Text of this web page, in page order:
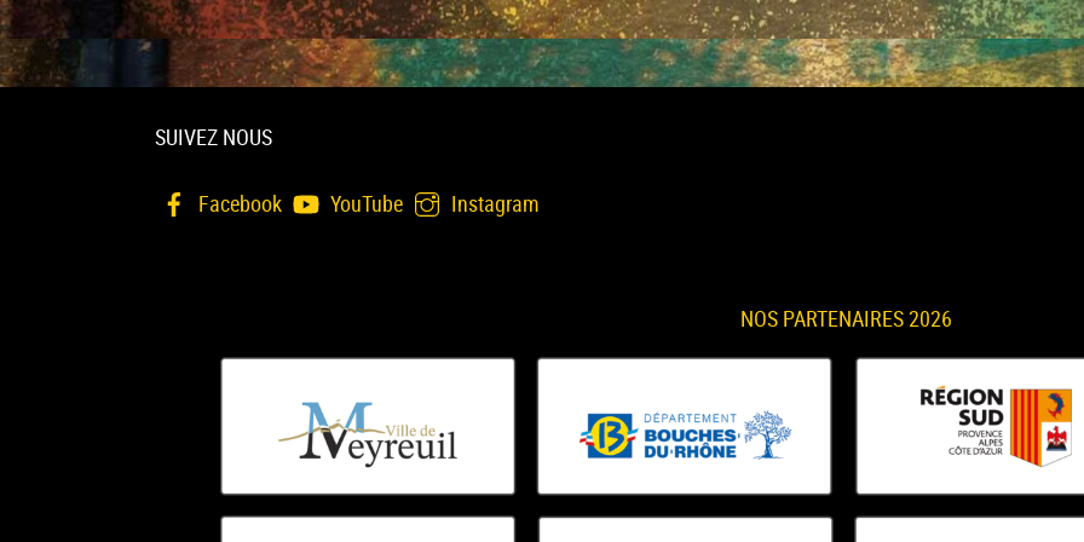
SUIVEZ NOUS
Facebook YouTube Instagram
NOS PARTENAIRES 2026